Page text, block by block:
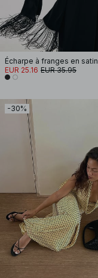
Écharpe à franges en satin
EUR 25.16 EUR 35.95
-30%